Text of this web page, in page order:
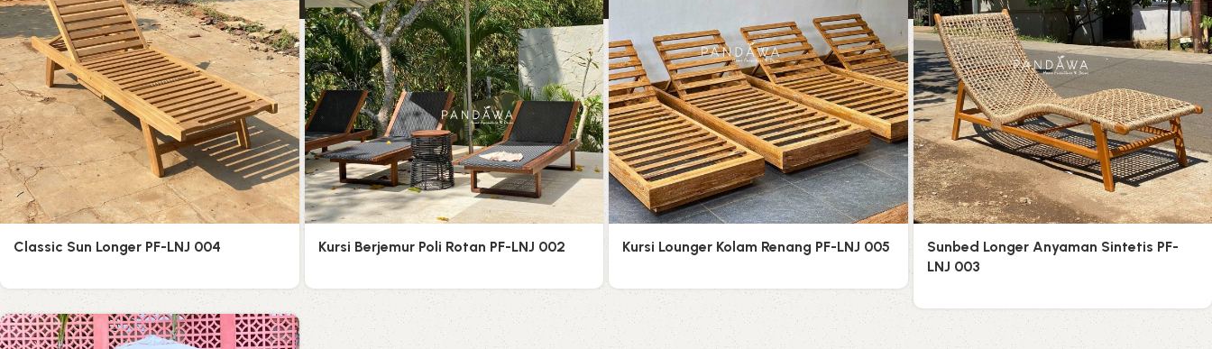
Classic Sun Longer PF-LNJ 004 Kursi Berjemur Poli Rotan PF-LNJ 002 Kursi Lounger Kolam Renang PF-LNJ 005
Sunbed Longer Anyaman Sintetis PF-
LNJ 003